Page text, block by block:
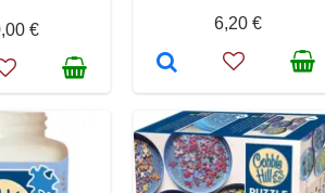
€
6,20 €